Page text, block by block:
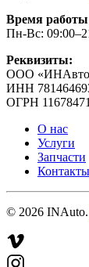
Время
Пн-Вс:
Реквизиты:
ООО
ИНН
ОГРН
О нас
Услуги
Запчасти
Контакты
© 2026 INAuto.